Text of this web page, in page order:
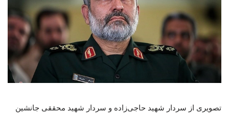
تصویری از سردار شهید حاجی‌زاده و سردار شهید محققی جانشین